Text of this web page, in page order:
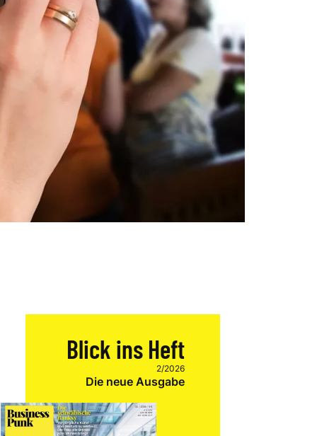
Blick ins Heft
2/2026
Die neue Ausgabe